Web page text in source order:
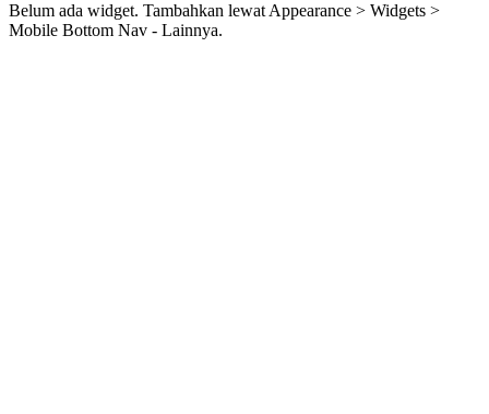
Belum ada widget. Tambahkan lewat Appearance > Widgets >
Mobile Bottom Nav - Lainnya.